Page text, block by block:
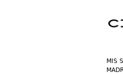
MIS